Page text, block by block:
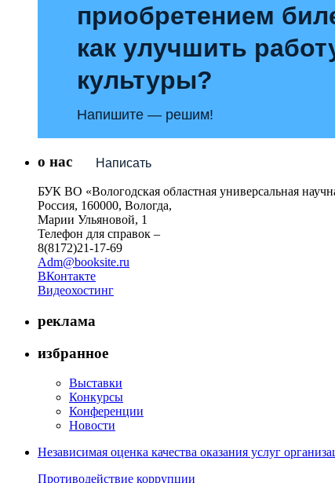
приобретением
как улучшить
культуры?
Напишите — решим!
Написать
о нас
БУК ВО «Вологодская областная универсальная
Россия, 160000, Вологда,
Марии Ульяновой, 1
Телефон для справок –
8(8172)21-17-69
Adm@booksite.ru
ВКонтакте
Видеохостинг
реклама
избранное
Выставки
Конкурсы
Конференции
Новости
Независимая оценка качества оказания услуг
Противодействие коррупции